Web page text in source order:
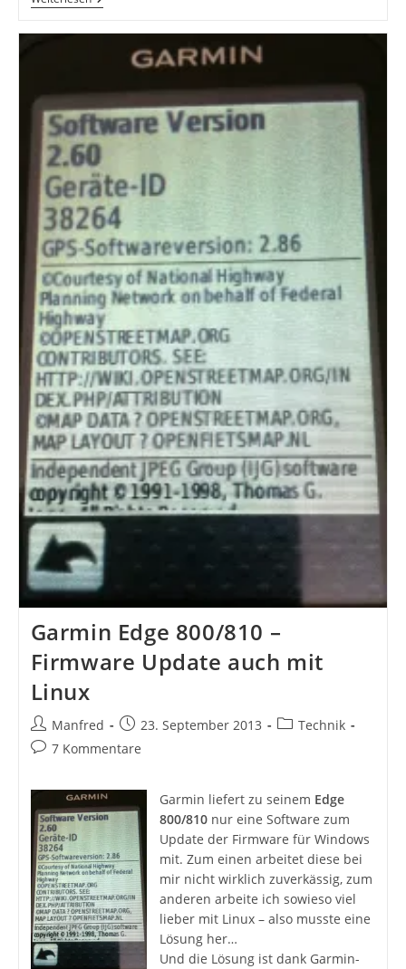
AMBIT
Garmin Edge 800/810 –
Firmware Update auch mit
Linux
Beitrags-
Autor:
Manfred
Beitrag
veröffentlicht:
23. September 2013
Beitrags-
Technik
Beitrags-
7 Kommentare
Garmin liefert zu seinem Edge
800/810nur eine Software zum
Update der Firmware für Windows
mit. Zum einen arbeitet diese bei
mir nicht wirklich zuverkässig, zum
anderen arbeite ich sowieso viel
lieber mit Linux – also musste eine
Lösung her…
Und die Lösung ist dank Garmin-